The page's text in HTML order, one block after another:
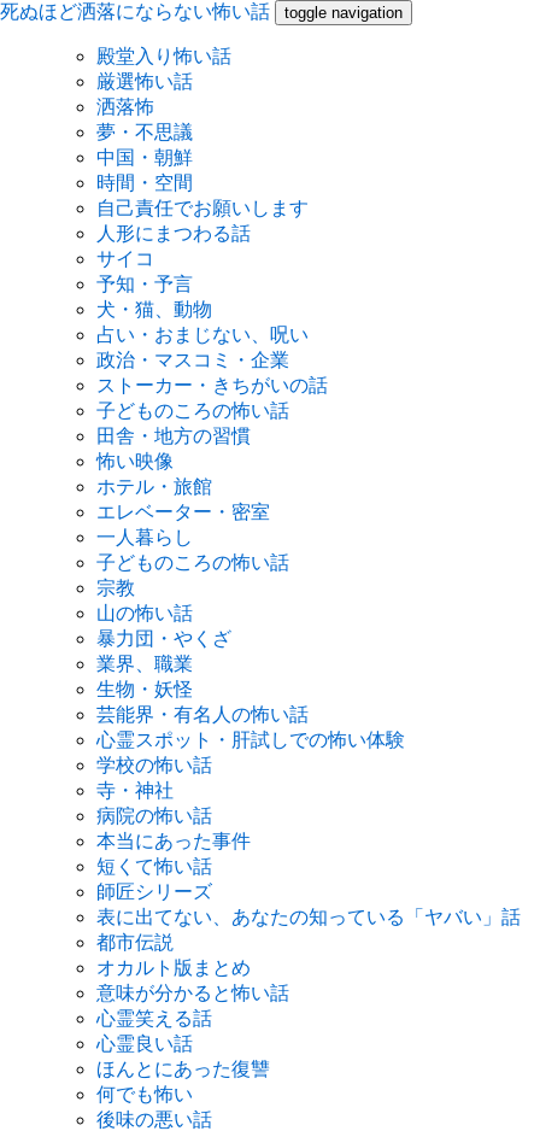
死ぬほど洒落にならない怖い話 toggle navigation
殿堂入り怖い話
厳選怖い話
洒落怖
夢・不思議
中国・朝鮮
時間・空間
自己責任でお願いします
人形にまつわる話
サイコ
予知・予言
犬・猫、動物
占い・おまじない、呪い
政治・マスコミ・企業
ストーカー・きちがいの話
子どものころの怖い話
田舎・地方の習慣
怖い映像
ホテル・旅館
エレベーター・密室
一人暮らし
子どものころの怖い話
宗教
山の怖い話
暴力団・やくざ
業界、職業
生物・妖怪
芸能界・有名人の怖い話
心霊スポット・肝試しでの怖い体験
学校の怖い話
寺・神社
病院の怖い話
本当にあった事件
短くて怖い話
師匠シリーズ
表に出てない、あなたの知っている「ヤバい」話
都市伝説
オカルト版まとめ
意味が分かると怖い話
心霊笑える話
心霊良い話
ほんとにあった復讐
何でも怖い
後味の悪い話